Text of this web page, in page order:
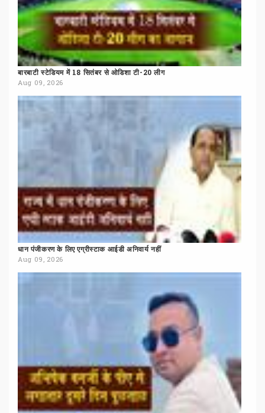
बारबाटी स्टेडियम में 18 सितंबर से ओडिशा टी-20 लीग
Aug 09, 2026
धान पंजीकरण के लिए एग्रीस्टाक आईडी अनिवार्य नहीं
Aug 09, 2026